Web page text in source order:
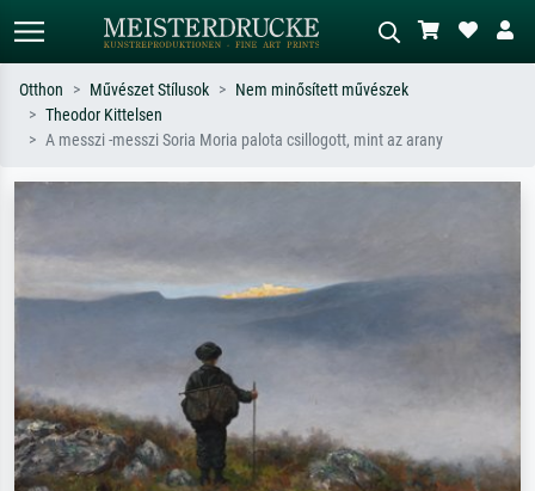
Alap keresés MI-képkereső
Otthon Művészet Stílusok
Nem minősített művészek
Theodor Kittelsen
A messzi -messzi Soria Moria palota csillogott, mint az arany